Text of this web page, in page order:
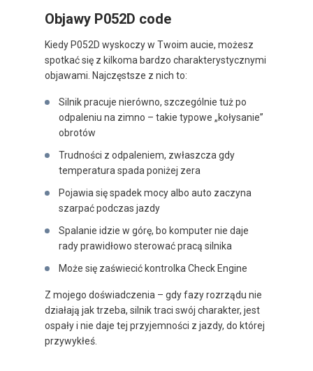
Objawy P052D code
Kiedy P052D wyskoczy w Twoim aucie, możesz
spotkać się z kilkoma bardzo charakterystycznymi
objawami. Najczęstsze z nich to:
Silnik pracuje nierówno, szczególnie tuż po
odpaleniu na zimno – takie typowe „kołysanie”
obrotów
Trudności z odpaleniem, zwłaszcza gdy
temperatura spada poniżej zera
Pojawia się spadek mocy albo auto zaczyna
szarpać podczas jazdy
Spalanie idzie w górę, bo komputer nie daje
rady prawidłowo sterować pracą silnika
Może się zaświecić kontrolka Check Engine
Z mojego doświadczenia – gdy fazy rozrządu nie
działają jak trzeba, silnik traci swój charakter, jest
ospały i nie daje tej przyjemności z jazdy, do której
przywykłeś.